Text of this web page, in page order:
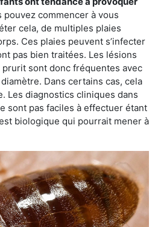
pouvez commencer à vous
cela, de multiples plaies
Ces plaies peuvent s’infecter
pas bien traitées. Les lésions
sont donc fréquentes avec
Dans certains cas, cela
Les diagnostics cliniques dans
sont pas faciles à effectuer étant
biologique qui pourrait mener à